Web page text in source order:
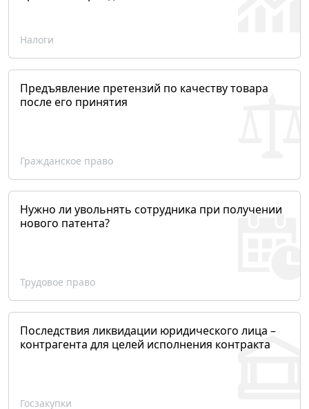
Налоги
Предъявление претензий по качеству товара
после его принятия
Гражданское право
Нужно ли увольнять сотрудника при получении
нового патента?
Трудовое право
Последствия ликвидации юридического лица –
контрагента для целей исполнения контракта
Госзакупки